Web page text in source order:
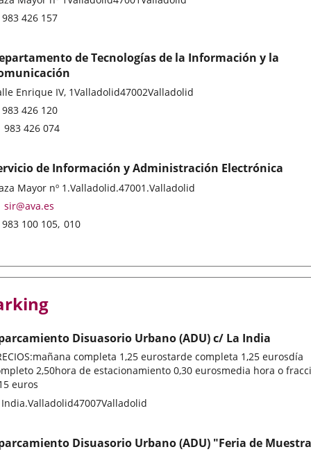
983 426 157
de Tecnologías de la Información y la
Enrique IV, 1Valladolid47002Valladolid
983 426 120
Fax
983 426 074
de Información y Administración Electrónica
Mayor nº 1.Valladolid.47001.Valladolid
Email
sir@ava.es
983 100 105 010
Disuasorio Urbano (ADU) c/ La India
completa 1,25 eurostarde completa 1,25 eurosdía
2,50hora de estacionamiento 0,30 eurosmedia hora o
euros
Valladolid47007Valladolid
Disuasorio Urbano (ADU) "Feria de